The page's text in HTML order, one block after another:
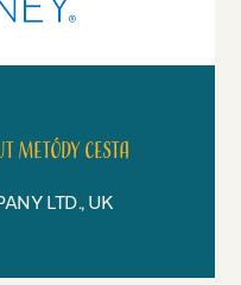
metódy Cesta
LTD., UK